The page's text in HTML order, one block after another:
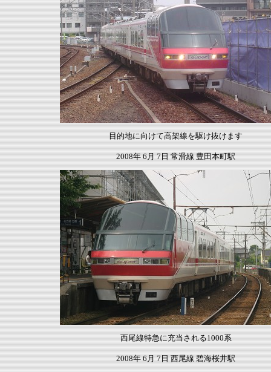
目的地に向けて高架線を駆け抜けます
2008年 6月 7日 常滑線 豊田本町駅
西尾線特急に充当される1000系
2008年 6月 7日 西尾線 碧海桜井駅